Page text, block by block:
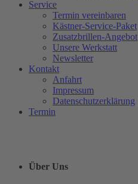
Service
Termin vereinbaren
Kästner-Service-Paket
Zusatzbrillen-Angebot
Unsere Werkstatt
Newsletter
Kontakt
Anfahrt
Impressum
Datenschutzerklärung
Termin
Über Uns